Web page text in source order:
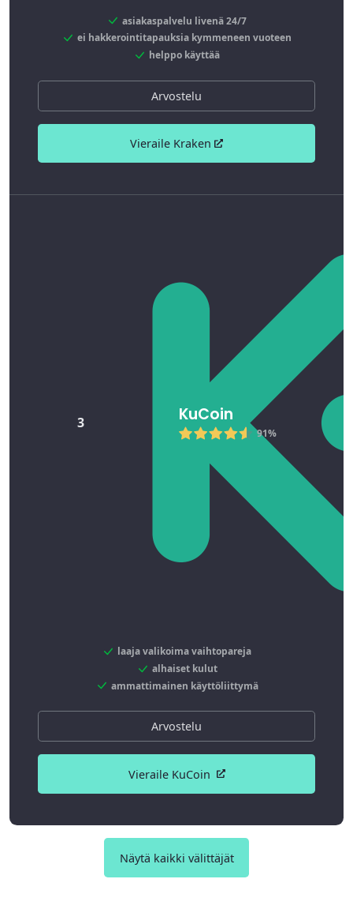
asiakaspalvelu livenä 24/7
ei hakkerointitapauksia kymmeneen vuoteen
helppo käyttää
Arvostelu
Vieraile Kraken
3 KuCoin
91%
laaja valikoima vaihtopareja
alhaiset kulut
ammattimainen käyttöliittymä
Arvostelu
Vieraile KuCoin
Näytä kaikki välittäjät